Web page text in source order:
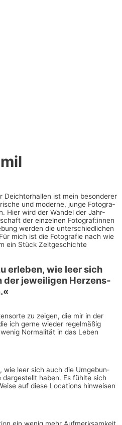
Deich­tor­hal­len ist mein beson­de­rer
und moder­ne, jun­ge Foto­gra­
Hier wird der Wan­del der Jahr­
der ein­zel­nen Fotograf:innen
wer­den die unter­schied­li­chen
mich ist die Foto­gra­fie nach wie
ein Stück Zeit­ge­schich­te
erle­ben, wie leer sich
der jewei­li­gen Her­zens­
zu zei­gen, die mir in der
ich ger­ne wie­der regel­mä­ßig
Nor­ma­li­tät in das Leben
wie leer sich auch die Umge­bun­
haben. Es fühl­te sich
auf die­se Loca­ti­ons hin­wei­sen